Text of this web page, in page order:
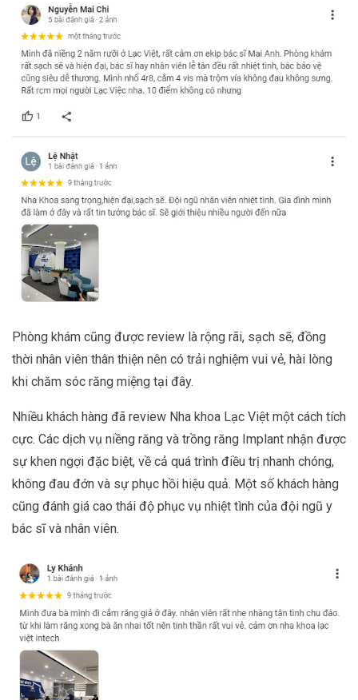
Phòng khám cũng được review là rộng rãi, sạch sẽ, đồng
thời nhân viên thân thiện nên có trải nghiệm vui vẻ, hài lòng
khi chăm sóc răng miệng tại đây.
Nhiều khách hàng đã review Nha khoa Lạc Việt một cách tích
cực. Các dịch vụ niềng răng và trồng răng Implant nhận được
sự khen ngợi đặc biệt, về cả quá trình điều trị nhanh chóng,
không đau đớn và sự phục hồi hiệu quả. Một số khách hàng
cũng đánh giá cao thái độ phục vụ nhiệt tình của đội ngũ y
bác sĩ và nhân viên.